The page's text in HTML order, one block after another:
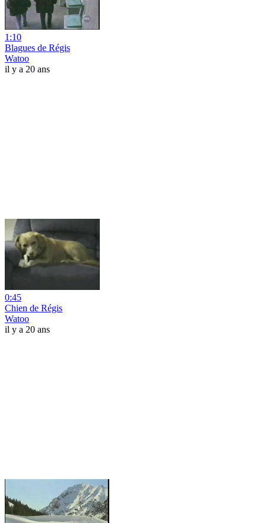
1:10
Blagues de Régis
Watoo
il y a 20 ans
0:45
Chien de Régis
Watoo
il y a 20 ans